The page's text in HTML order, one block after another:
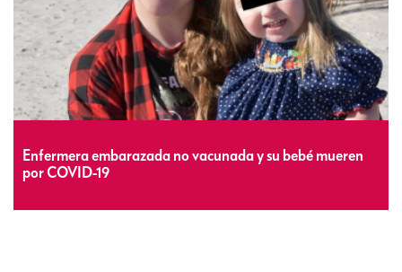
Enfermera embarazada no vacunada y su bebé mueren
por COVID-19